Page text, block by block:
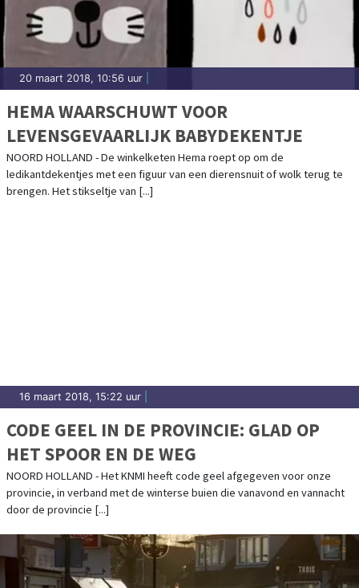
20 maart 2018, 10:56 uur
HEMA WAARSCHUWT VOOR
LEVENSGEVAARLIJK BABYDEKENTJE
NOORD HOLLAND - De winkelketen Hema roept op om de
ledikantdekentjes met een figuur van een dierensnuit of wolk terug te
brengen. Het stikseltje van [...]
16 maart 2018, 15:22 uur
CODE GEEL IN DE PROVINCIE: GLAD OP
HET SPOOR EN DE WEG
NOORD HOLLAND - Het KNMI heeft code geel afgegeven voor onze
provincie, in verband met de winterse buien die vanavond en vannacht
door de provincie [...]